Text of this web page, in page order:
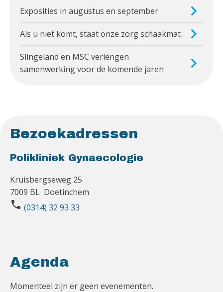
Exposities in augustus en september
Als u niet komt, staat onze zorg schaakmat
Slingeland en MSC verlengen
samenwerking voor de komende jaren
Bezoekadressen
Polikliniek Gynaecologie
Kruisbergseweg 25
7009 BL Doetinchem
phone (0314) 32 93 33
Agenda
Momenteel zijn er geen evenementen.